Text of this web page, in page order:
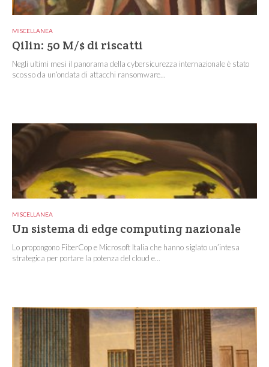
MISCELLANEA
Qilin: 50 M/$ di riscatti
Negli ultimi mesi il panorama della cybersicurezza internazionale è stato
scosso da un’ondata di attacchi ransomware...
MISCELLANEA
Un sistema di edge computing nazionale
Lo propongono FiberCop e Microsoft Italia che hanno siglato un’intesa
strategica per portare la potenza del cloud e...